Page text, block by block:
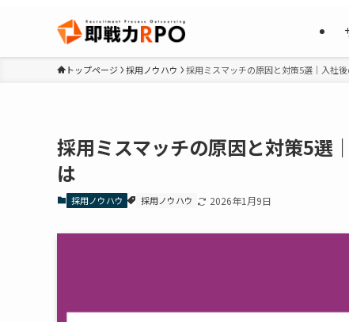
トップページ 採用ノウハウ 採用ミスマッチの原因と対策5選｜入社
採用ミスマッチの原因と対策5選
は
採用ノウハウ 採用ノウハウ 2026年1月9日